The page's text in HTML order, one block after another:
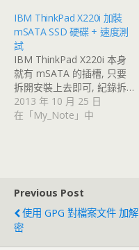
IBM ThinkPad X220i 加裝
mSATA SSD 硬碟 + 速度測
試
IBM ThinkPad X220i 本身
就有 mSATA 的插槽, 只要
拆開安裝上去即可, 紀錄拆…
2013 年 10 月 25 日
在「My_Note」中
Previous Post
使用 GPG 對檔案文件 加解
密